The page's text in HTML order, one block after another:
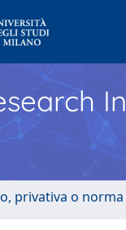
privativa o norma